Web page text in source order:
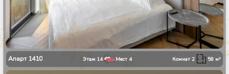
Апарт 1410 Этаж 14 Мест 4 Комнат2 58 м²